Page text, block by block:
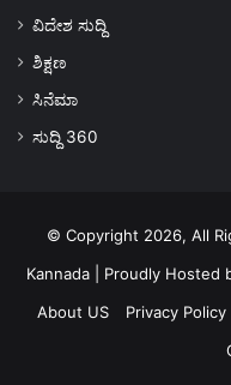
ವಿದೇಶ ಸುದ್ದಿ
ಶಿಕ್ಷಣ
ಸಿನೆಮಾ
ಸುದ್ದಿ 360
© Copyright 2026, All
Kannada| Proudly Hosted
About US
Privacy Policy